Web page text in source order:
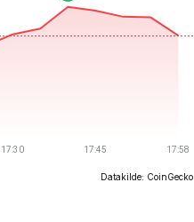
Datakilde: CoinGecko